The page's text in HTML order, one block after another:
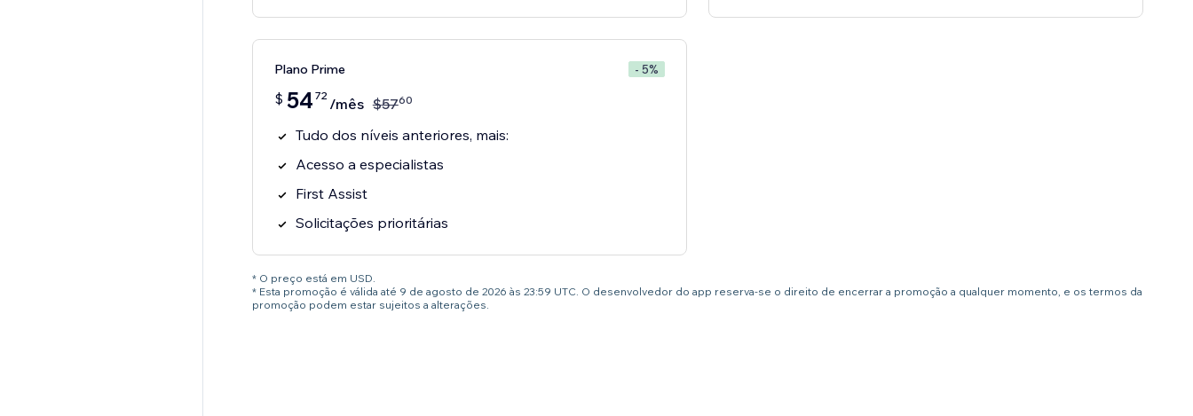
Plano Prime - 5%
$ 54 72 /mês $5760
Tudo dos níveis anteriores, mais:
Acesso a especialistas
First Assist
Solicitações prioritárias
* O preço está em USD.
* Esta promoção é válida até 9 de agosto de 2026 às 23:59 UTC. O desenvolvedor do app reserva-se o direito de encerrar a promoção a qualquer momento, e os termos da
promoção podem estar sujeitos a alterações.